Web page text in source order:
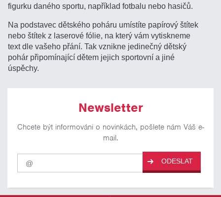
figurku daného sportu, například fotbalu nebo hasičů.
Na podstavec dětského poháru umístíte papírový štítek
nebo štítek z laserové fólie, na který vám vytiskneme
text dle vašeho přání. Tak vznikne jedinečný dětský
pohár připomínající dětem jejich sportovní a jiné
úspěchy.
Newsletter
Chcete být informováni o novinkách, pošlete nám Váš e-
mail.
Pro
odběr
našich
ODESLAT